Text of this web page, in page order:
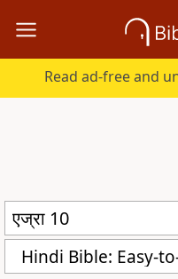
Read ad-free and
Hindi Bible: Easy-